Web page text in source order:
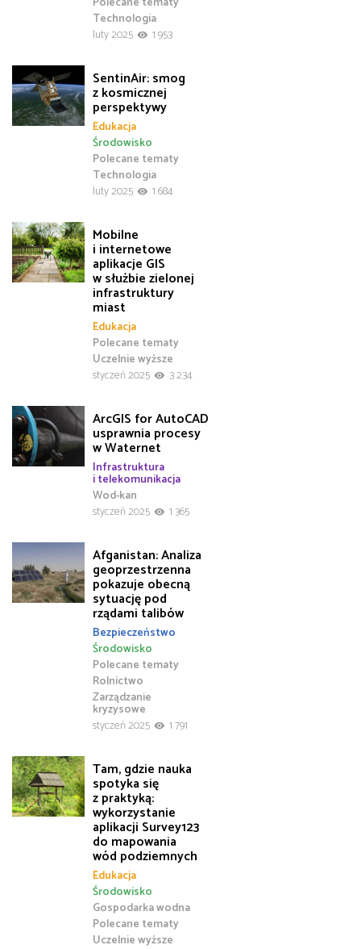
Technologia
luty 2025
1 953
SentinAir: smog
z kosmicznej
perspektywy
Edukacja
Polecane tematy
Środowisko
Technologia
luty 2025
1 684
Mobilne
i internetowe
aplikacje GIS
w służbie zielonej
infrastruktury
miast
Edukacja
Polecane tematy
Uczelnie wyższe
styczeń 2025
3 234
ArcGIS for AutoCAD
usprawnia procesy
w Waternet
Infrastruktura
i telekomunikacja
Wod-kan
styczeń 2025
1 365
Afganistan: Analiza
geoprzestrzenna
pokazuje obecną
sytuację pod
rządami talibów
Bezpieczeństwo
Polecane tematy
Rolnictwo
Środowisko
Zarządzanie
kryzysowe
styczeń 2025
1 791
Tam, gdzie nauka
spotyka się
z praktyką:
wykorzystanie
aplikacji Survey123
do mapowania
wód podziemnych
Edukacja
Gospodarka wodna
Polecane tematy
Środowisko
Uczelnie wyższe